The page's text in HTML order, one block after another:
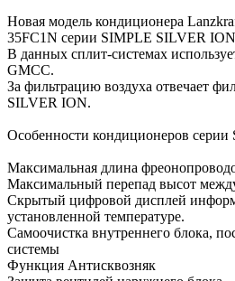
Новая модель кондиционера
35FC1N серии SIMPLE SILVER
В данных сплит-системах
GMCC.
За фильтрацию воздуха отвечает
SILVER ION.
Особенности кондиционеров
Максимальная длина
Максимальный перепад высот
Скрытый цифровой дисплей
установленной температуре.
Самоочистка внутреннего блока,
системы
Функция Антисквозняк